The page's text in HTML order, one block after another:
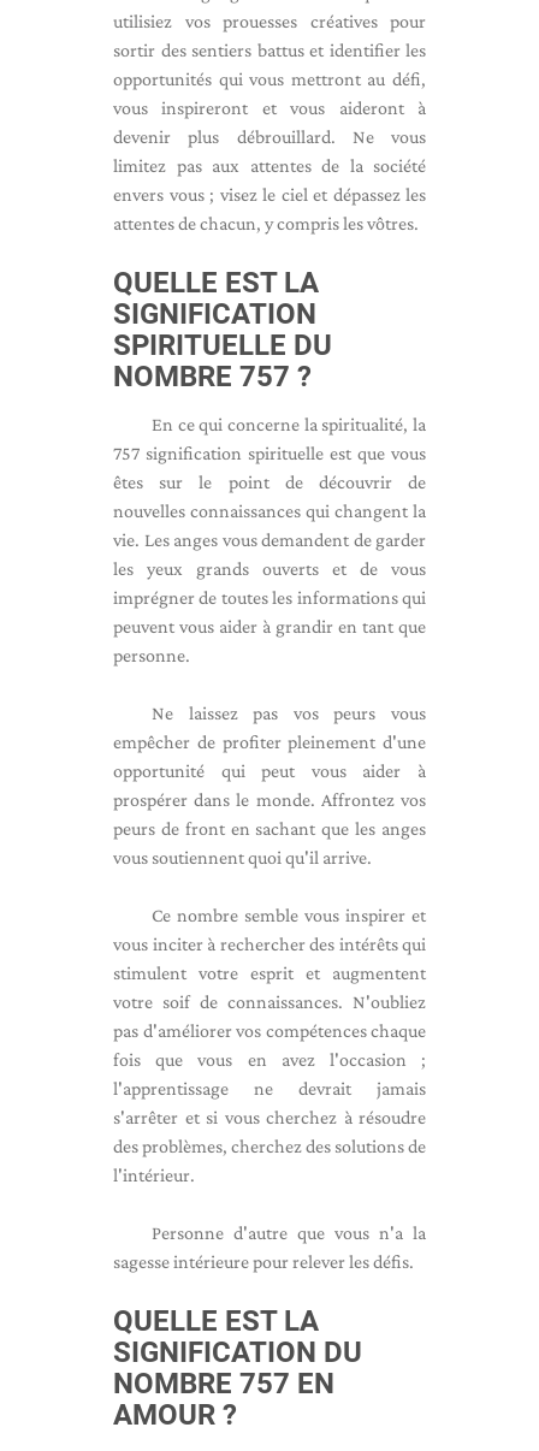
utilisiez vos prouesses créatives pour
sortir des sentiers battus et identifier les
opportunités qui vous mettront au défi,
vous inspireront et vous aideront à
devenir plus débrouillard. Ne vous
limitez pas aux attentes de la société
envers vous ; visez le ciel et dépassez les
attentes de chacun, y compris les vôtres.
QUELLE EST LA
SIGNIFICATION
SPIRITUELLE DU
NOMBRE 757 ?
En ce qui concerne la spiritualité, la
757 signification spirituelle est que vous
êtes sur le point de découvrir de
nouvelles connaissances qui changent la
vie. Les anges vous demandent de garder
les yeux grands ouverts et de vous
imprégner de toutes les informations qui
peuvent vous aider à grandir en tant que
personne.
Ne laissez pas vos peurs vous
empêcher de profiter pleinement d'une
opportunité qui peut vous aider à
prospérer dans le monde. Affrontez vos
peurs de front en sachant que les anges
vous soutiennent quoi qu'il arrive.
Ce nombre semble vous inspirer et
vous inciter à rechercher des intérêts qui
stimulent votre esprit et augmentent
votre soif de connaissances. N'oubliez
pas d'améliorer vos compétences chaque
fois que vous en avez l'occasion ;
l'apprentissage ne devrait jamais
s'arrêter et si vous cherchez à résoudre
des problèmes, cherchez des solutions de
l'intérieur.
Personne d'autre que vous n'a la
sagesse intérieure pour relever les défis.
QUELLE EST LA
SIGNIFICATION DU
NOMBRE 757 EN
AMOUR ?